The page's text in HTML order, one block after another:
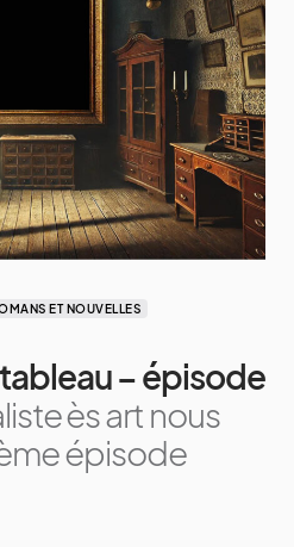
ET NOUVELLES
– épisode
ès art nous
épisode